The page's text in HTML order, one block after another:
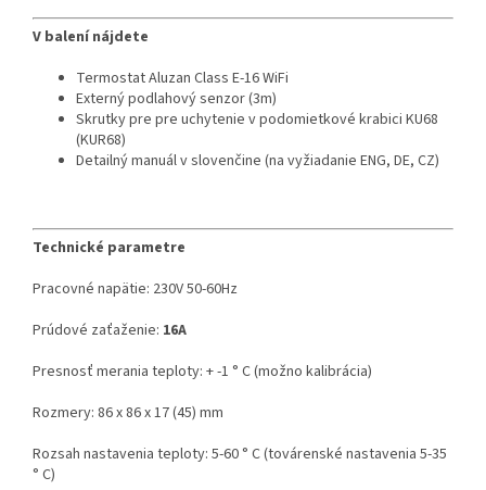
V balení nájdete
Termostat Aluzan Class E-16 WiFi
Externý podlahový senzor (3m)
Skrutky pre pre uchytenie v podomietkové krabici KU68
(KUR68)
Detailný manuál v slovenčine (na vyžiadanie ENG, DE, CZ)
Technické parametre
Pracovné napätie: 230V 50-60Hz
Prúdové zaťaženie: 16A
Presnosť merania teploty: + -1 ° C (možno kalibrácia)
Rozmery: 86 x 86 x 17 (45) mm
Rozsah nastavenia teploty: 5-60 ° C (továrenské nastavenia 5-35
° C)